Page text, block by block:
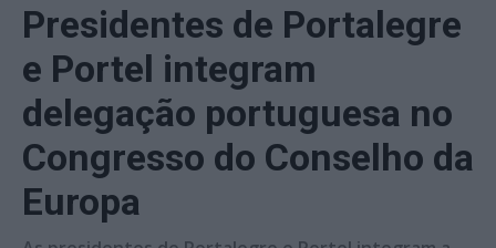
Presidentes de Portalegre
e Portel integram
delegação portuguesa no
Congresso do Conselho da
Europa